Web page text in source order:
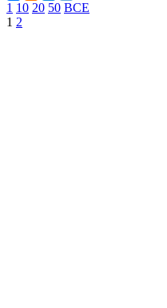
1 10 20 50 ВСЕ
1 2